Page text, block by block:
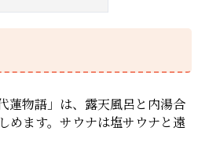
蓮物語」は、露天風呂と内湯合
めます。サウナは塩サウナと遠